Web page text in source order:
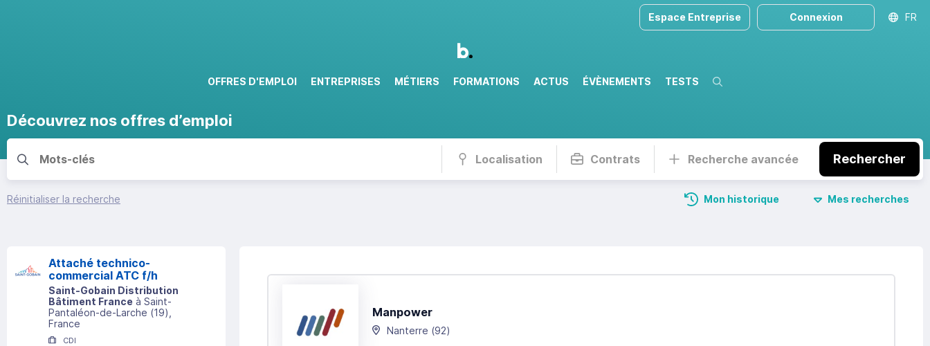
OFFRES D'EMPLOI ENTREPRISES MÉTIERS FORMATIONS ACTUS ÉVÈNEMENTS TESTS Recherche
Espace Entreprise Connexion FR
Découvrez nos offres d’emploi
Localisation Contrats Recherche avancée Rechercher
Réinitialiser la recherche Mon historique Mes recherches
Attaché technico-
commercial ATC f/h
Saint-Gobain Distribution
Bâtiment France à Saint-
Pantaléon-de-Larche (19)
France
CDI
Manpower
Nanterre (92)